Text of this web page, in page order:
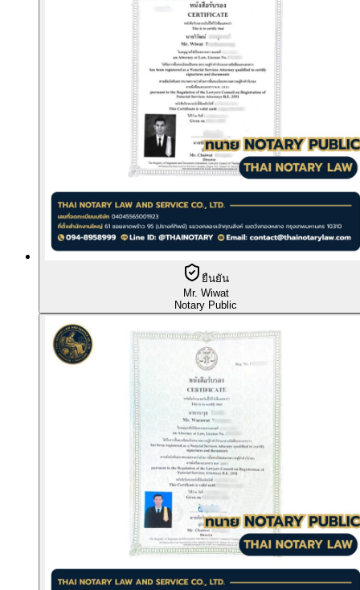
ยืนยัน
Mr. Wiwat
Notary Public